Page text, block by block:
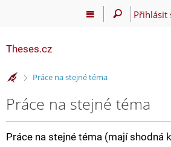
Přihlásit
Theses.cz
>Práce na stejné téma
Práce na stejné téma
Práce na stejné téma (mají shodná